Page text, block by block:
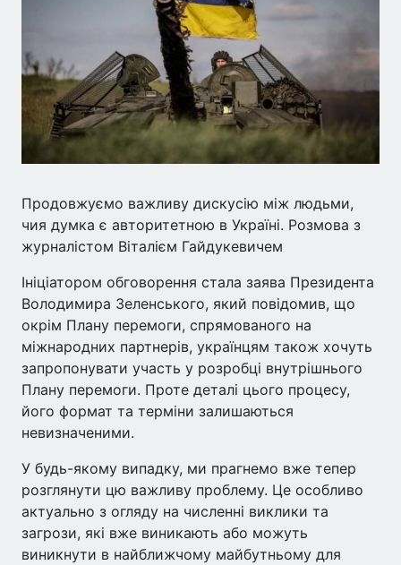
Продовжуємо важливу дискусію між людьми,
чия думка є авторитетною в Україні. Розмова з
журналістом Віталієм Гайдукевичем
Ініціатором обговорення стала заява Президента
Володимира Зеленського, який повідомив, що
окрім Плану перемоги, спрямованого на
міжнародних партнерів, українцям також хочуть
запропонувати участь у розробці внутрішнього
Плану перемоги. Проте деталі цього процесу,
його формат та терміни залишаються
невизначеними.
У будь-якому випадку, ми прагнемо вже тепер
розглянути цю важливу проблему. Це особливо
актуально з огляду на численні виклики та
загрози, які вже виникають або можуть
виникнути в найближчому майбутньому для